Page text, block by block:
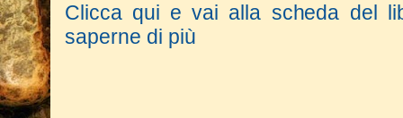
Clicca qui e vai alla scheda del
saperne di più